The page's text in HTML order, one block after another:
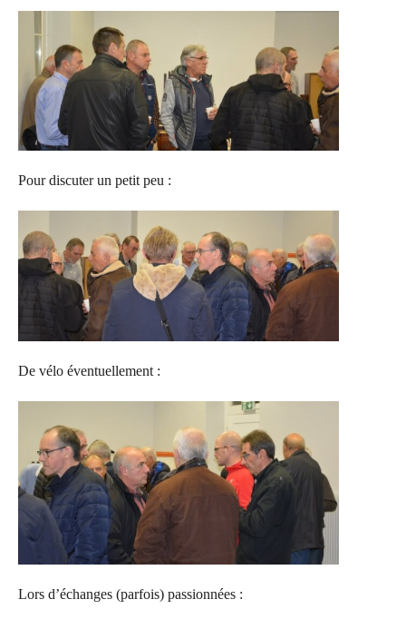
Pour discuter un petit peu :
De vélo éventuellement :
Lors d’échanges (parfois) passionnées :